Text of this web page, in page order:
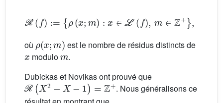
f) :=ρ( x;m x∈ℒ (f),m∈ ℤ+ ,
où est le nombre de résidus distincts de
x
modulo
m
.
Dubickas et Novikas ont prouvé que
ℛ(X2-X-1)=ℤ+
. Nous généralisons ce